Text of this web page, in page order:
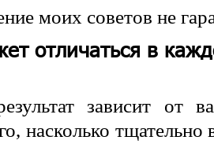
моих советов не
отличаться в
зависит от
насколько